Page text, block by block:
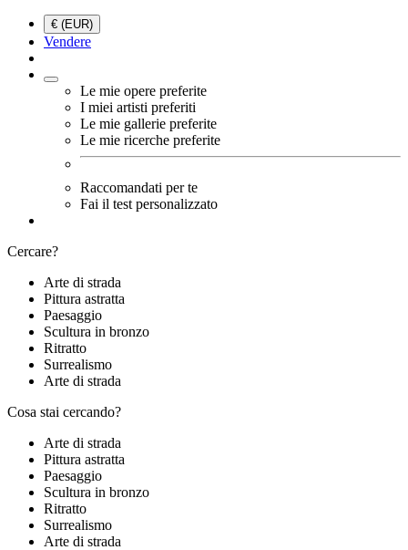
€ (EUR)
Vendere
Le mie opere preferite
I miei artisti preferiti
Le mie gallerie preferite
Le mie ricerche preferite
Raccomandati per te
Fai il test personalizzato
Cercare?
Arte di strada
Pittura astratta
Paesaggio
Scultura in bronzo
Ritratto
Surrealismo
Arte di strada
Cosa stai cercando?
Arte di strada
Pittura astratta
Paesaggio
Scultura in bronzo
Ritratto
Surrealismo
Arte di strada